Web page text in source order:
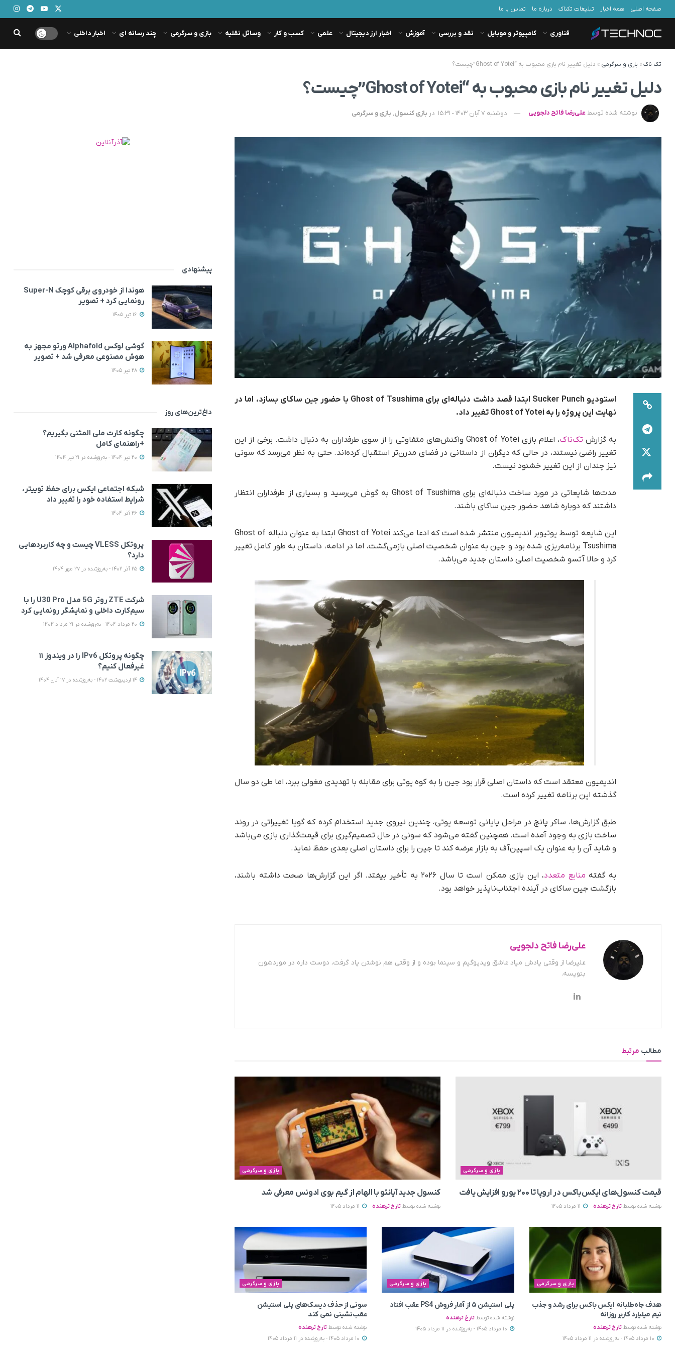
صفحه اصلی همه اخبار تبلیغات تکناک درباره ما تماس با ما
فناوری کامپیوتر و موبایل نقد و بررسی آموزش اخبار ارز دیجیتال علمی کسب و کار وسائل نقلیه بازی و سرگرمی چند رسانه ای اخبار داخلی
تک ناک» بازی و سرگرمی » دلیل تغییر نام بازی محبوب به “Ghost of Yotei”چیست؟
دلیل تغییر نام بازی محبوب به “Ghost of Yotei”چیست؟
نوشته شده توسط علی‌رضا فاتح دلجویی دوشنبه 7 آبان 1403 - 15:31 در بازی کنسول, بازی و سرگرمی
استودیو Sucker Punch ابتدا قصد داشت دنباله‌ای برای Ghost of Tsushima با حضور جین ساکای بسازد، اما در
نهایت این پروژه را به Ghost of Yotei تغییر داد.
به گزارش تک‌ناک
، اعلام بازی Ghost of Yotei واکنش‌های متفاوتی را از سوی طرفداران به دنبال داشت. برخی از این
تغییر راضی نیستند، در حالی که دیگران از داستانی در فضای مدرن‌تر استقبال کرده‌اند. حتی به نظر می‌رسد که سونی
نیز چندان از این تغییر خشنود نیست.
مدت‌ها شایعاتی در مورد ساخت دنباله‌ای برای Ghost of Tsushima به گوش می‌رسید و بسیاری از طرفداران انتظار
داشتند که دوباره شاهد حضور جین ساکای باشند.
این شایعه توسط یوتیوبر اندیمیون منتشر شده است که ادعا می‌کند Ghost of Yotei ابتدا به عنوان دنباله Ghost of
Tsushima برنامه‌ریزی شده بود و جین به عنوان شخصیت اصلی بازمی‌گشت، اما در ادامه، داستان به طور کامل تغییر
کرد و حالا آتسو شخصیت اصلی داستان جدید می‌باشد.
اندیمیون معتقد است که داستان اصلی قرار بود جین را به کوه یوتی برای مقابله با تهدیدی مغولی ببرد، اما طی دو سال
گذشته این برنامه تغییر کرده است.
طبق گزارش‌ها، ساکر پانچ در مراحل پایانی توسعه یوتی، چندین نیروی جدید استخدام کرده که گویا تغییراتی در روند
ساخت بازی به وجود آمده است. همچنین گفته می‌شود که سونیدر حال تصمیم‌گیری برای قیمت‌گذاری بازی می‌باشد
و شاید آن را به عنوان یک اسپین‌آف به بازار عرضه کند تا جین را برای داستان اصلی بعدی حفظ نماید.
به گفته منابع متعدد
، این بازی ممکن است تا سال ۲۰۲۶ به تأخیر بیفتد. اگر این گزارش‌ها صحت داشته باشند،
بازگشت جین ساکای در آینده اجتناب‌ناپذیر خواهد بود.
علی‌رضا فاتح دلجویی
علیرضا از وقتی یادش میاد عاشق ویدیوگیم و سینما بوده و از وقتی هم نوشتن یاد گرفت، دوست داره در موردشون
بنویسه.
مطالب مرتبط
بازی و سرگرمی
قیمت کنسول‌های ایکس‌باکس در اروپا تا ۲۰۰ یورو افزایش یافت
نوشته شده توسط تارخ ترهنده
بازی و سرگرمی
کنسول جدید آیانئو با الهام از گیم بوی ادونس معرفی شد
نوشته شده توسط تارخ ترهنده
بازی و سرگرمی
هدف جاه‌طلبانه ایکس باکس برای رشد و جذب
نیم میلیارد کاربر روزانه
نوشته شده توسط تارخ ترهنده
بازی و سرگرمی
پلی استیشن ۵ از آمار فروش PS4 عقب افتاد
نوشته شده توسط تارخ ترهنده
بازی و سرگرمی
سونی از حذف دیسک‌های پلی استیشن
عقب‌نشینی نمی‌ کند
نوشته شده توسط تارخ ترهنده
پیشنهادی
هوندا از خودروی برقی کوچک Super-N
رونمایی کرد + تصویر
گوشی لوکس Alphafold ورتو مجهز به
هوش مصنوعی معرفی شد + تصویر
داغ‌ترین‌های روز
چگونه کارت ملی المثنی بگیریم؟
+راهنمای کامل
شبکه اجتماعی ایکس برای حفظ توییتر،
شرایط استفاده خود را تغییر داد
پروتکل VLESS چیست و چه کاربردهایی
دارد؟
شرکت ZTE روتر 5G مدل U30 Pro را با
سیم‌کارت داخلی و نمایشگر رونمایی کرد
چگونه پروتکل IPv6 را در ویندوز ۱۱
غیرفعال کنیم؟